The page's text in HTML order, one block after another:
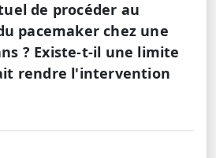
de procéder au
pacemaker chez une
? Existe-t-il une limite
rendre l'intervention